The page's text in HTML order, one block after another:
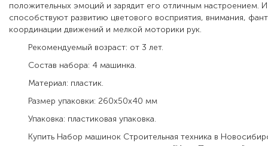
положительных эмоций и зарядит его отличным настроением.
способствуют развитию цветового восприятия, внимания,
координации движений и мелкой моторики рук.
Рекомендуемый возраст: от 3 лет.
Состав набора: 4 машинка.
Материал: пластик.
Размер упаковки: 260х50х40 мм
Упаковка: пластиковая упаковка.
Купить Набор машинок Строительная техника в